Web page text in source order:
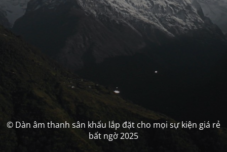
© Dàn âm thanh sân khấu lắp đặt cho mọi sự kiện giá rẻ
bất ngờ 2025